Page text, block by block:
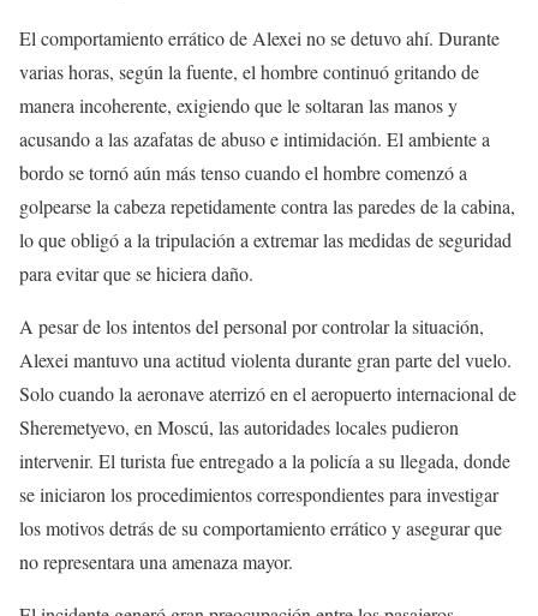
El comportamiento errático de Alexei no se detuvo ahí. Durante
varias horas, según la fuente, el hombre continuó gritando de
manera incoherente, exigiendo que le soltaran las manos y
acusando a las azafatas de abuso e intimidación. El ambiente a
bordo se tornó aún más tenso cuando el hombre comenzó a
golpearse la cabeza repetidamente contra las paredes de la cabina,
lo que obligó a la tripulación a extremar las medidas de seguridad
para evitar que se hiciera daño.
A pesar de los intentos del personal por controlar la situación,
Alexei mantuvo una actitud violenta durante gran parte del vuelo.
Solo cuando la aeronave aterrizó en el aeropuerto internacional de
Sheremetyevo, en Moscú, las autoridades locales pudieron
intervenir. El turista fue entregado a la policía a su llegada, donde
se iniciaron los procedimientos correspondientes para investigar
los motivos detrás de su comportamiento errático y asegurar que
no representara una amenaza mayor.